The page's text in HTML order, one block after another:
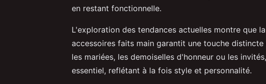
en restant fonctionnelle.
L'exploration des tendances actuelles montre que
accessoires faits main garantit une touche
les mariées, les demoiselles d'honneur ou les
essentiel, reflétant à la fois style et personnalité.